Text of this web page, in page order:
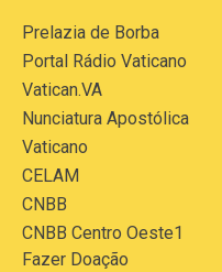
Prelazia de Borba
Portal Rádio Vaticano
Vatican.VA
Nunciatura Apostólica
Vaticano
CELAM
CNBB
CNBB Centro Oeste1
Fazer Doação